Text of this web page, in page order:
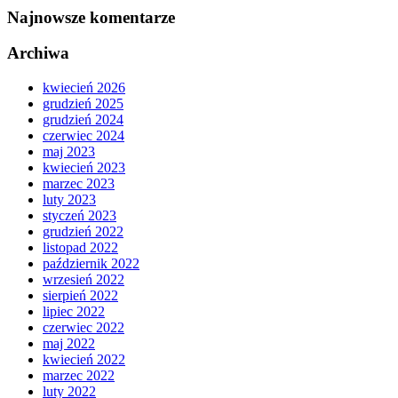
Najnowsze komentarze
Archiwa
kwiecień 2026
grudzień 2025
grudzień 2024
czerwiec 2024
maj 2023
kwiecień 2023
marzec 2023
luty 2023
styczeń 2023
grudzień 2022
listopad 2022
październik 2022
wrzesień 2022
sierpień 2022
lipiec 2022
czerwiec 2022
maj 2022
kwiecień 2022
marzec 2022
luty 2022